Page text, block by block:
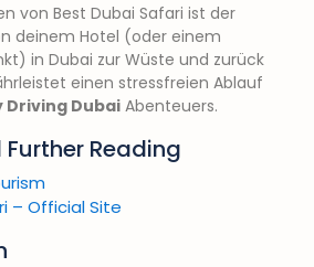
von Best Dubai Safari ist der
deinem Hotel (oder einem
in Dubai zur Wüste und zurück
einen stressfreien Ablauf
Driving DubaiAbenteuers.
Reading
– Official Site